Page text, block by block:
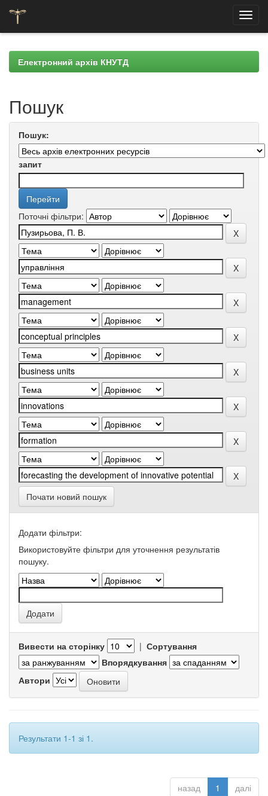
navigationЕлектронний архів КНУТД
Пошук
Пошук:
запит
Поточні фільтри:
Почати новий пошук
Додати фільтри:
Використовуйте фільтри для уточнення результатів
пошуку.
Вивести на сторінку | Сортування
Впорядкування
Автори
Результати 1-1 зі 1.
назад 1 далі